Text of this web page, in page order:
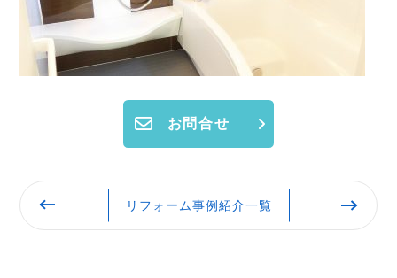
お問合せ
リフォーム事例紹介一覧